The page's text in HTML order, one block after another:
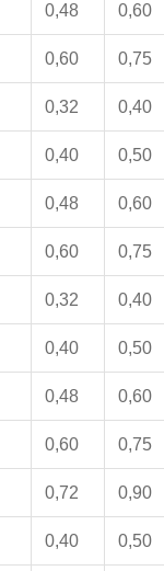
0,48 0,60
0,60 0,75
0,32 0,40
0,40 0,50
0,48 0,60
0,60 0,75
0,32 0,40
0,40 0,50
0,48 0,60
0,60 0,75
0,72 0,90
0,40 0,50